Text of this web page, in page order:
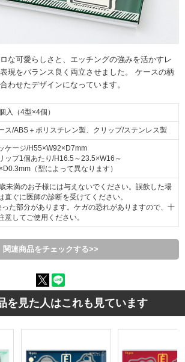
な可愛らしさと、エッチングの強みを活かすレ
現をバランス良く両立させました。 ケースの柄
わせたデザインになっています。
入（4型×4個）
ス/ABS＋ポリスチレン製、クリップ/ステンレス製
ケージ/H55×W92×D7mm
ップ1個あたり/H16.5～23.5×W16～
（型によって異なります）
未満のお子様には与えないでください。誤飲した場
直ぐに医師の診断を受けてください。
った部分があります。ケガの恐れがありますので、十
意してご使用ください。
関連商品をチェックする>>
を見た人はこれも見ています